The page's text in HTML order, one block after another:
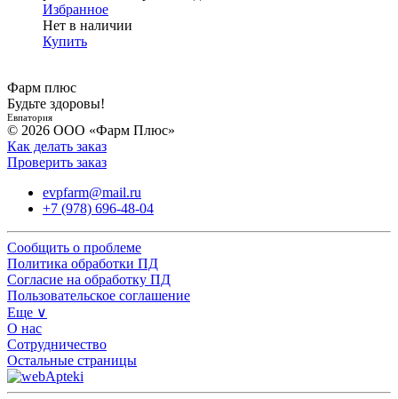
Избранное
Нет в наличии
Купить
Фарм плюс
Будьте здоровы!
Евпатория
© 2026 ООО «Фарм Плюс»
Как делать заказ
Проверить заказ
evpfarm@mail.ru
+7 (978) 696-48-04
Сообщить о проблеме
Политика обработки ПД
Согласие на обработку ПД
Пользовательское соглашение
Еще ∨
О нас
Сотрудничество
Остальные страницы